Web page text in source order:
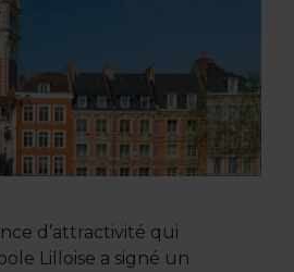
d’attractivité qui
Lilloise a signé un